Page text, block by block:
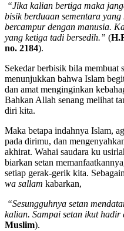
“Jika kalian bertiga maka
bisik berduaan sementara
bercampur dengan manusia.
yang ketiga tadi bersedih.” (
no. 2184).
Sekedar berbisik bila membuat
menunjukkan bahwa Islam
dan amat menginginkan
Bahkan Allah senang melihat
diri kita.
Maka betapa indahnya Islam,
pada dirimu, dan
akhirat. Wahai saudara ku
biarkan setan
setiap gerak-gerik kita.
wa sallam kabarkan,
“Sesungguhnya setan
kalian. Sampai setan ikut
Muslim).